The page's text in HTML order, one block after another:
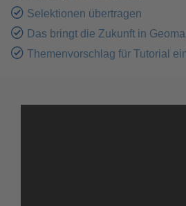
Selektionen übertragen
Das bringt die Zukunft in
Themenvorschlag für Tutorial